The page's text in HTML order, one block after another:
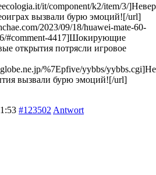
it/component/k2/item/3/
вызвали бурю эмоций![/url]
2023/09/18/huawei-mate-60-
#comment-4417]Шокирующие
открытия потрясли игровое
%7Epfive/yybbs/
вызвали бурю эмоций![/url]
#123502 Antwort